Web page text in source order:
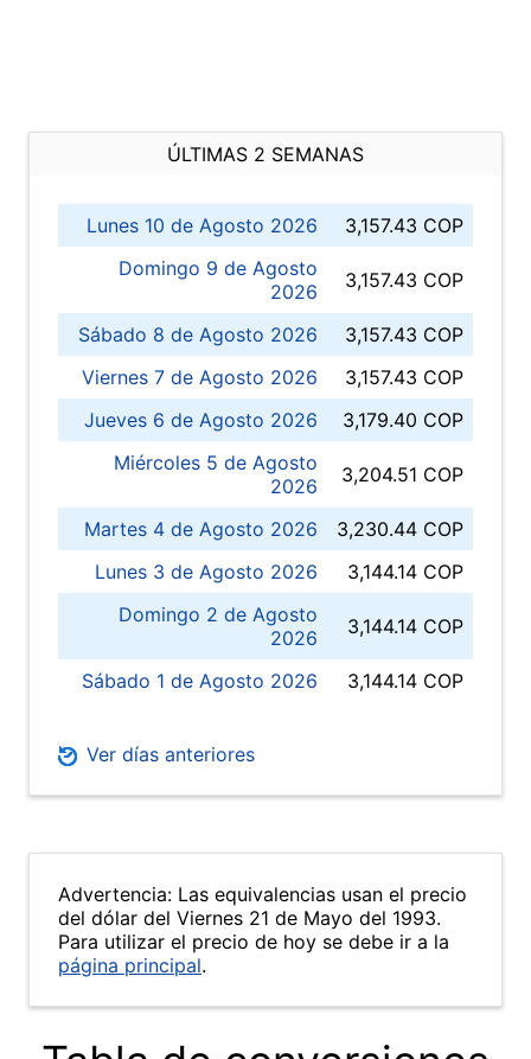
ÚLTIMAS 2 SEMANAS
Lunes 10 de Agosto 2026
3,157.43 COP
Domingo 9 de Agosto
2026
3,157.43 COP
Sábado 8 de Agosto 2026
3,157.43 COP
Viernes 7 de Agosto 2026
3,157.43 COP
Jueves 6 de Agosto 2026
3,179.40 COP
Miércoles 5 de Agosto
2026
3,204.51 COP
Martes 4 de Agosto 2026
3,230.44 COP
Lunes 3 de Agosto 2026
3,144.14 COP
Domingo 2 de Agosto
2026
3,144.14 COP
Sábado 1 de Agosto 2026 3,144.14 COP
Ver días anteriores
Advertencia: Las equivalencias usan el precio
del dólar del Viernes 21 de Mayo del 1993.
Para utilizar el precio de hoy se debe ir a la
página principal.